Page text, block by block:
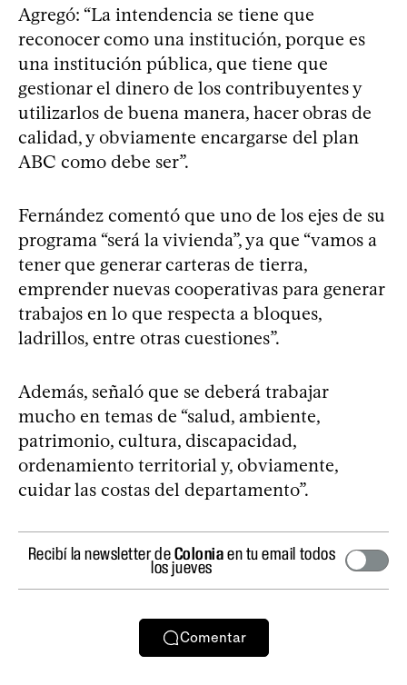
Agregó: “La intendencia se tiene que
reconocer como una institución, porque es
una institución pública, que tiene que
gestionar el dinero de los contribuyentes y
utilizarlos de buena manera, hacer obras de
calidad, y obviamente encargarse del plan
ABC como debe ser”.
Fernández comentó que uno de los ejes de su
programa “será la vivienda”, ya que “vamos a
tener que generar carteras de tierra,
emprender nuevas cooperativas para generar
trabajos en lo que respecta a bloques,
ladrillos, entre otras cuestiones”.
Además, señaló que se deberá trabajar
mucho en temas de “salud, ambiente,
patrimonio, cultura, discapacidad,
ordenamiento territorial y, obviamente,
cuidar las costas del departamento”.
Recibí la newsletter deColoniaen tu email todos
los jueves
Comentar